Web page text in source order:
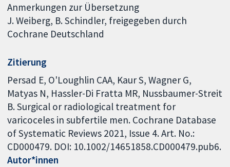
Anmerkungen zur Übersetzung
J. Weiberg, B. Schindler, freigegeben durch
Cochrane Deutschland
Zitierung
Persad E, O'Loughlin CAA, Kaur S, Wagner G,
Matyas N, Hassler-Di Fratta MR, Nussbaumer-Streit
B. Surgical or radiological treatment for
varicoceles in subfertile men. Cochrane Database
of Systematic Reviews 2021, Issue 4. Art. No.:
CD000479. DOI: 10.1002/14651858.CD000479.pub6.
Autor*innen